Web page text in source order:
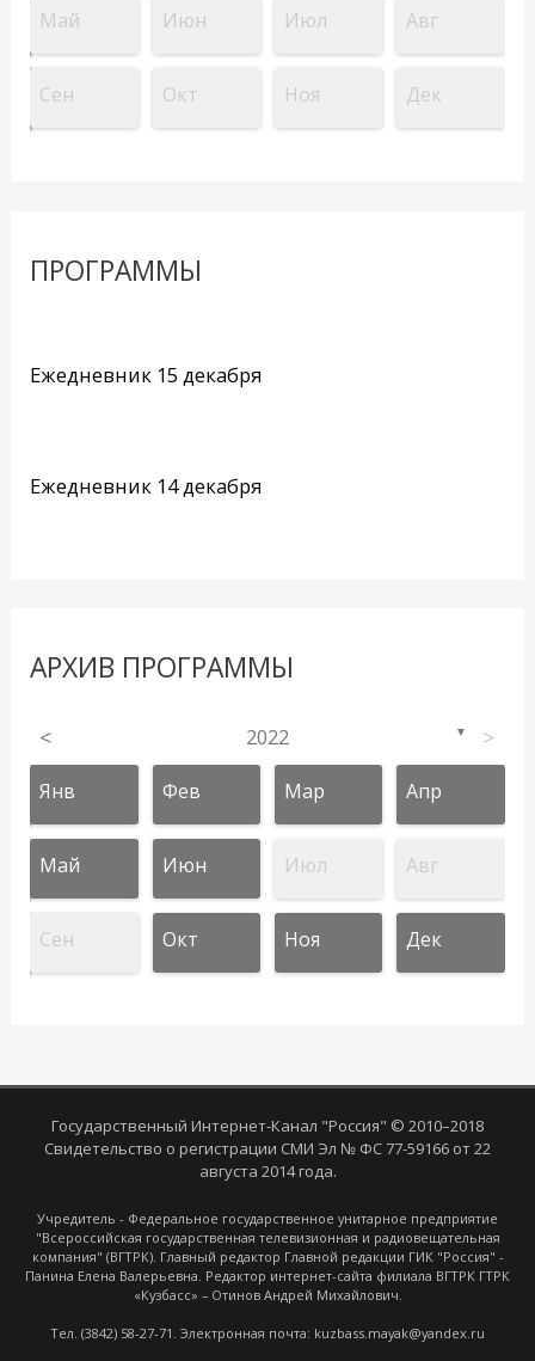
Май Июн Июл Авг
Сен Окт Ноя Дек
ПРОГРАММЫ
Ежедневник 15 декабря
Ежедневник 14 декабря
АРХИВ ПРОГРАММЫ
< 2022 ▼ >
Янв Фев Мар Апр
Май Июн Июл Авг
Сен Окт Ноя Дек
Государственный Интернет-Канал "Россия" © 2010–2018
Свидетельство о регистрации СМИ Эл № ФС 77-59166 от 22
августа 2014 года.
Учредитель - Федеральное государственное унитарное предприятие
"Всероссийская государственная телевизионная и радиовещательная
компания" (ВГТРК). Главный редактор Главной редакции ГИК "Россия" -
Панина Елена Валерьевна. Редактор интернет-сайта филиала ВГТРК ГТРК
«Кузбасс» – Отинов Андрей Михайлович.
Тел. (3842) 58-27-71. Электронная почта: kuzbass.mayak@yandex.ru